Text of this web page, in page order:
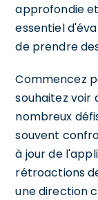
approfondie
essentiel
de prendre
Commencez
souhaitez voir
nombreux
souvent
à jour de
rétroactions
une direction